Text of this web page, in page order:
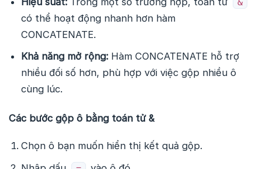
&
có thể hoạt động nhanh hơn hàm
CONCATENATE.
Khả năng mở rộng: Hàm CONCATENATE hỗ trợ
nhiều đối số hơn, phù hợp với việc gộp nhiều ô
cùng lúc.
Các bước gộp ô bằng toán tử &
Chọn ô bạn muốn hiển thị kết quả gộp.